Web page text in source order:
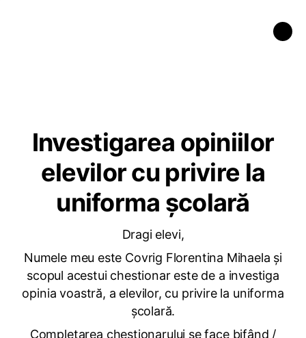
Investigarea opiniilor
elevilor cu privire la
uniforma școlară
Dragi elevi,
Numele meu este Covrig Florentina Mihaela și
scopul acestui chestionar este de a investiga
opinia voastră, a elevilor, cu privire la uniforma
școlară.
Completarea chestionarului se face bifând /